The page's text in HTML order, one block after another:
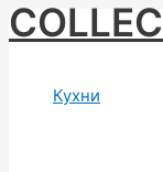
Skip
to
Кухни